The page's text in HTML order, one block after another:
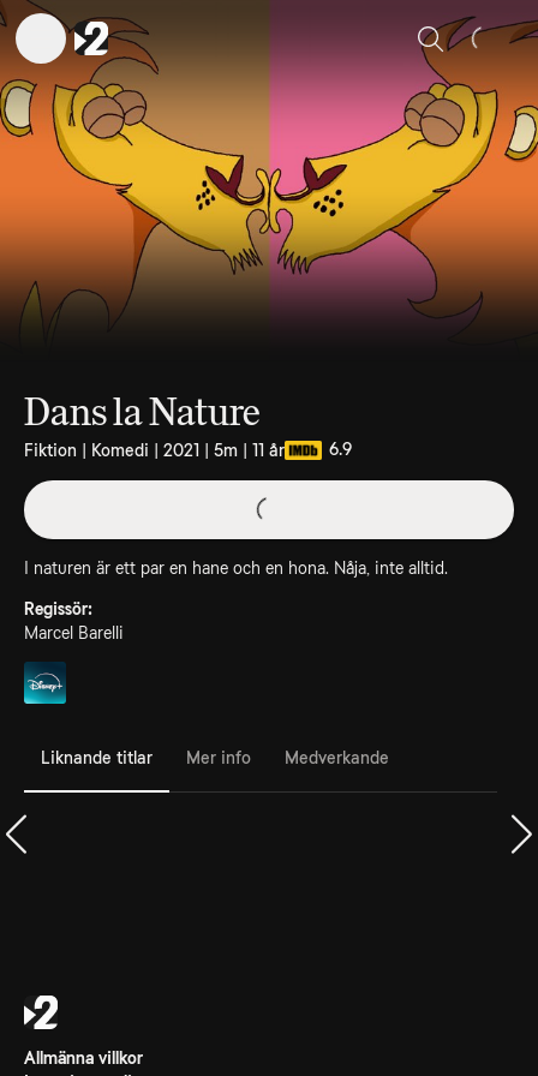
Sök
Dans la Nature
Fiktion | Komedi | 2021 | 5m | 11 år 6.9
I naturen är ett par en hane och en hona. Nåja, inte alltid.
Regissör:
Marcel Barelli
Liknande titlar Mer info Medverkande
Allmänna villkor